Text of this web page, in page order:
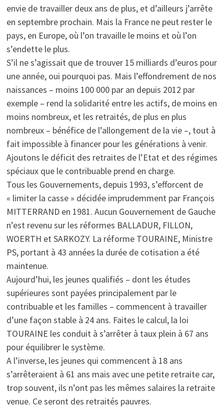
envie de travailler deux ans de plus, et d’ailleurs j’arrête
en septembre prochain. Mais la France ne peut rester le
pays, en Europe, où l’on travaille le moins et où l’on
s’endette le plus.
S’il ne s’agissait que de trouver 15 milliards d’euros pour
une année, oui pourquoi pas. Mais l’effondrement de nos
naissances – moins 100 000 par an depuis 2012 par
exemple – rend la solidarité entre les actifs, de moins en
moins nombreux, et les retraités, de plus en plus
nombreux – bénéfice de l’allongement de la vie –, tout à
fait impossible à financer pour les générations à venir.
Ajoutons le déficit des retraites de l’Etat et des régimes
spéciaux que le contribuable prend en charge.
Tous les Gouvernements, depuis 1993, s’efforcent de
« limiter la casse » décidée imprudemment par François
MITTERRAND en 1981. Aucun Gouvernement de Gauche
n’est revenu sur les réformes BALLADUR, FILLON,
WOERTH et SARKOZY. La réforme TOURAINE, Ministre
PS, portant à 43 années la durée de cotisation a été
maintenue.
Aujourd’hui, les jeunes qualifiés – dont les études
supérieures sont payées principalement par le
contribuable et les familles – commencent à travailler
d’une façon stable à 24 ans. Faites le calcul, la loi
TOURAINE les conduit à s’arrêter à taux plein à 67 ans
pour équilibrer le système.
A l’inverse, les jeunes qui commencent à 18 ans
s’arrêteraient à 61 ans mais avec une petite retraite car,
trop souvent, ils n’ont pas les mêmes salaires la retraite
venue. Ce seront des retraités pauvres.